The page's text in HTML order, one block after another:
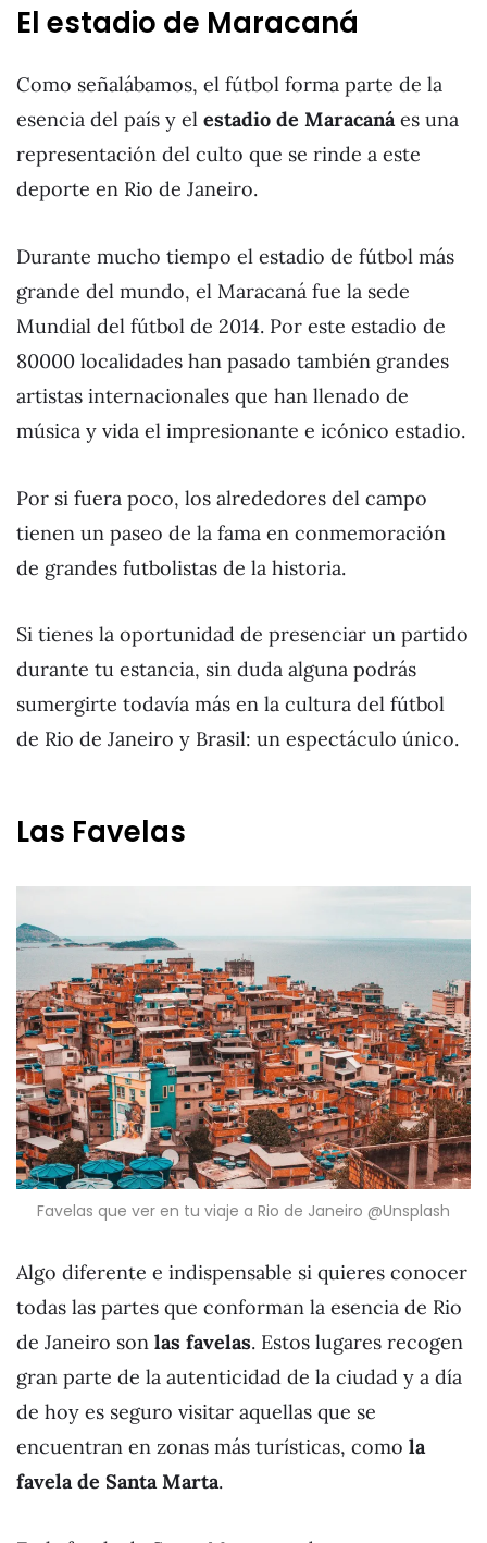
El estadio de Maracaná
Como señalábamos, el fútbol forma parte de la
esencia del país y el estadio de Maracanáes una
representación del culto que se rinde a este
deporte en Rio de Janeiro.
Durante mucho tiempo el estadio de fútbol más
grande del mundo, el Maracaná fue la sede
Mundial del fútbol de 2014. Por este estadio de
80000 localidades han pasado también grandes
artistas internacionales que han llenado de
música y vida el impresionante e icónico estadio.
Por si fuera poco, los alrededores del campo
tienen un paseo de la fama en conmemoración
de grandes futbolistas de la historia.
Si tienes la oportunidad de presenciar un partido
durante tu estancia, sin duda alguna podrás
sumergirte todavía más en la cultura del fútbol
de Rio de Janeiro y Brasil: un espectáculo único.
Las Favelas
Favelas que ver en tu viaje a Rio de Janeiro @Unsplash
Algo diferente e indispensable si quieres conocer
todas las partes que conforman la esencia de Rio
de Janeiro son las favelas. Estos lugares recogen
gran parte de la autenticidad de la ciudad y a día
de hoy es seguro visitar aquellas que se
encuentran en zonas más turísticas, como la
favela de Santa Marta.